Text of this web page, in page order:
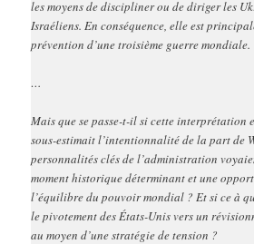
les moyens de discipliner ou de diriger les
Israéliens. En conséquence, elle est
prévention d’une troisième guerre mondiale.
…
Mais que se passe-t-il si cette interprétation
sous-estimait l’intentionnalité de la part de
personnalités clés de l’administration
moment historique déterminant et une
l’équilibre du pouvoir mondial ? Et si ce à
le pivotement des États-Unis vers un
au moyen d’une stratégie de tension ?